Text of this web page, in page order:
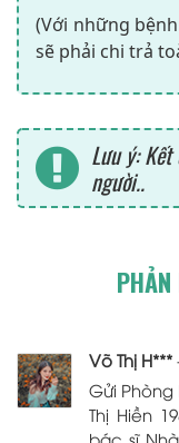
(Với những
sẽ phải chi trả
Lưu ý:
người..
Võ Thị H***
Gửi
Thị Hiền
bác sĩ